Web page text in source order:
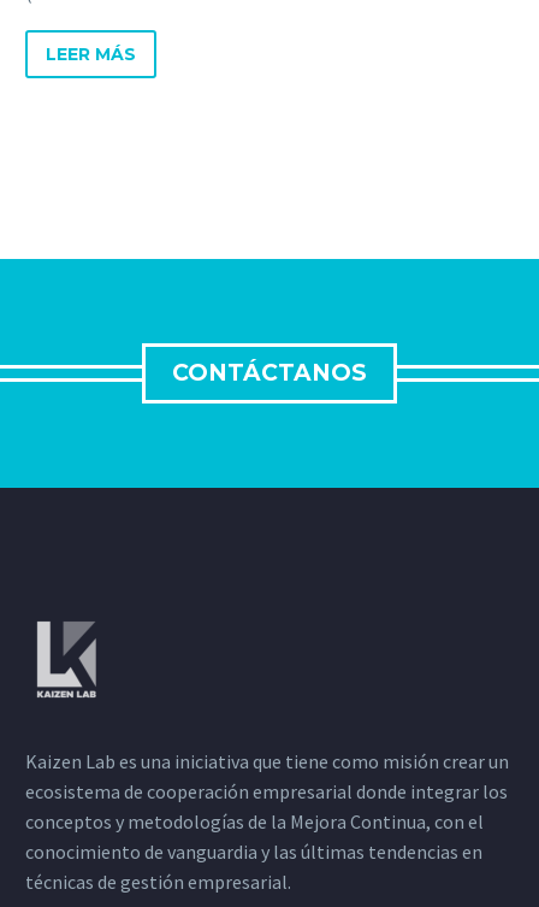
estrategia adecuada es
inferior a 6 meses.
LEER MÁS
CONTÁCTANOS
Kaizen Lab es una iniciativa que tiene como misión crear un
ecosistema de cooperación empresarial donde integrar los
conceptos y metodologías de la Mejora Continua, con el
conocimiento de vanguardia y las últimas tendencias en
técnicas de gestión empresarial.